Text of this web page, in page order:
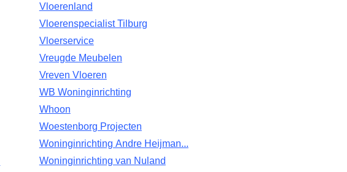
Vloerenland
Vloerenspecialist Tilburg
Vloerservice
Vreugde Meubelen
Vreven Vloeren
WB Woninginrichting
Whoon
Woestenborg Projecten
Woninginrichting Andre Heijman...
Woninginrichting van Nuland